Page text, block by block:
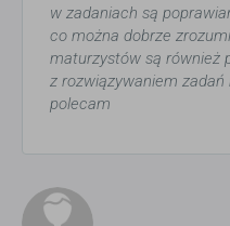
w zadaniach są
co można dobrze
maturzystów są również
z rozwiązywaniem
polecam